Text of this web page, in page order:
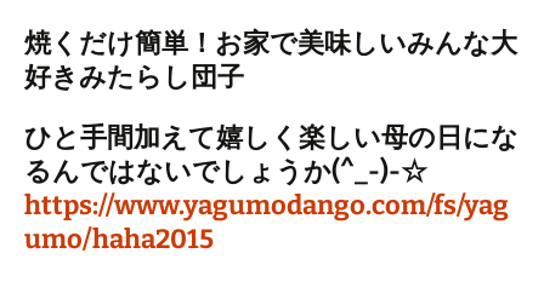
焼くだけ簡単！お家で美味しいみんな大
好きみたらし団子
ひと手間加えて嬉しく楽しい母の日にな
るんではないでしょうか(^_-)-☆
https://www.yagumodango.com/fs/yag
umo/haha2015